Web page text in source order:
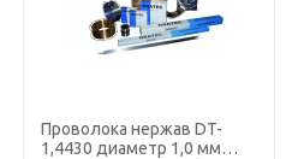
Проволока нержав DT-
1,4430 диаметр 1,0 мм